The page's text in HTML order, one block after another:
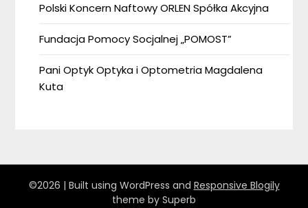
Polski Koncern Naftowy ORLEN Spółka Akcyjna
Fundacja Pomocy Socjalnej „POMOST”
Pani Optyk Optyka i Optometria Magdalena
Kuta
©2026 | Built using WordPress and Responsive Blogily
theme by Superb